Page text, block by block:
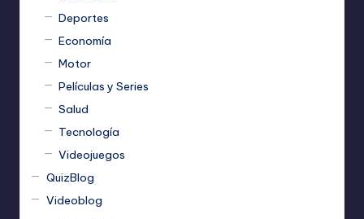
Deportes
Economía
Motor
Películas y Series
Salud
Tecnología
Videojuegos
QuizBlog
Videoblog